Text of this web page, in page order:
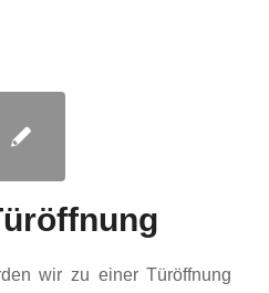
wir zu einer Türöffnung